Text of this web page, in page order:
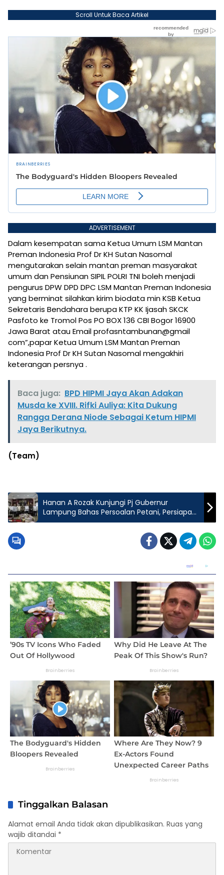
Scroll Untuk Baca Artikel
ADVERTISEMENT
Dalam kesempatan sama Ketua Umum LSM Mantan
Preman Indonesia Prof Dr KH Sutan Nasomal
mengutarakan selain mantan preman masyarakat
umum dan Pensiunan SIPIL POLRI TNI boleh menjadi
pengurus DPW DPD DPC LSM Mantan Preman Indonesia
yang berminat silahkan kirim biodata min KSB Ketua
Sekretaris Bendahara berupa KTP KK Ijasah SKCK
Pasfoto ke Tromol Pos PO BOX 136 CBI Bogor 16900
Jawa Barat atau Email profasntambunan@gmail
com”,papar Ketua Umum LSM Mantan Preman
Indonesia Prof Dr KH Sutan Nasomal mengakhiri
keterangan persnya .
Baca juga: BPD HIPMI Jaya Akan Adakan
Musda ke XVIII. Rifki Auliya: Kita Dukung
Rangga Derana Niode Sebagai Ketum HIPMI
Jaya Berikutnya.
(Team)
Hanan A Rozak Kunjungi Pj Gubernur
Lampung Bahas Persoalan Petani, Persiapan
Rembuk Utama dan EXPO KTNA Nasional
Tinggalkan Balasan
Alamat email Anda tidak akan dipublikasikan. Ruas yang
wajib ditandai *